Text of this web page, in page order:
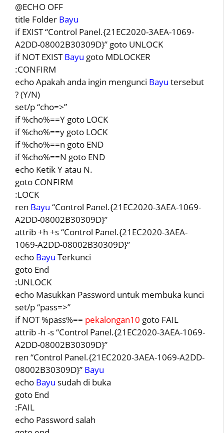
@ECHO OFF
title Folder Bayu
if EXIST “Control Panel.{21EC2020-3AEA-1069-
A2DD-08002B30309D}” goto UNLOCK
if NOT EXISTBayu goto MDLOCKER
:CONFIRM
echo Apakah anda ingin mengunci Bayu tersebut
? (Y/N)
set/p “cho=>”
if %cho%==Y goto LOCK
if %cho%==y goto LOCK
if %cho%==n goto END
if %cho%==N goto END
echo Ketik Y atau N.
goto CONFIRM
:LOCK
ren Bayu “Control Panel.{21EC2020-3AEA-1069-
A2DD-08002B30309D}”
attrib +h +s “Control Panel.{21EC2020-3AEA-
1069-A2DD-08002B30309D}”
echo Bayu Terkunci
goto End
:UNLOCK
echo Masukkan Password untuk membuka kunci
set/p “pass=>”
if NOT %pass%== pekalongan10 goto FAIL
attrib -h -s “Control Panel.{21EC2020-3AEA-1069-
A2DD-08002B30309D}”
ren “Control Panel.{21EC2020-3AEA-1069-A2DD-
08002B30309D}” Bayu
echo Bayu sudah di buka
goto End
:FAIL
echo Password salah